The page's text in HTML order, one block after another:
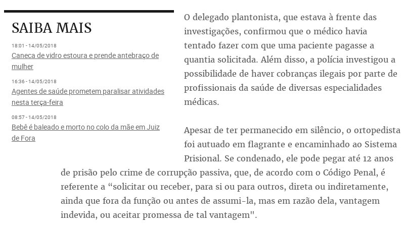
SAIBA MAIS
18:01 - 14/05/2018
Caneca de vidro estoura e prende antebraço de
mulher
16:36 - 14/05/2018
Agentes de saúde prometem paralisar atividades
nesta terça-feira
08:57 - 14/05/2018
Bebê é baleado e morto no colo da mãe em Juiz
de Fora
O delegado plantonista, que estava à frente das
investigações, confirmou que o médico havia
tentado fazer com que uma paciente pagasse a
quantia solicitada. Além disso, a polícia investigou a
possibilidade de haver cobranças ilegais por parte de
profissionais da saúde de diversas especialidades
médicas.
Apesar de ter permanecido em silêncio, o ortopedista
foi autuado em flagrante e encaminhado ao Sistema
Prisional. Se condenado, ele pode pegar até 12 anos
de prisão pelo crime de corrupção passiva, que, de acordo com o Código Penal, é
referente a “solicitar ou receber, para si ou para outros, direta ou indiretamente,
ainda que fora da função ou antes de assumi-la, mas em razão dela, vantagem
indevida, ou aceitar promessa de tal vantagem".